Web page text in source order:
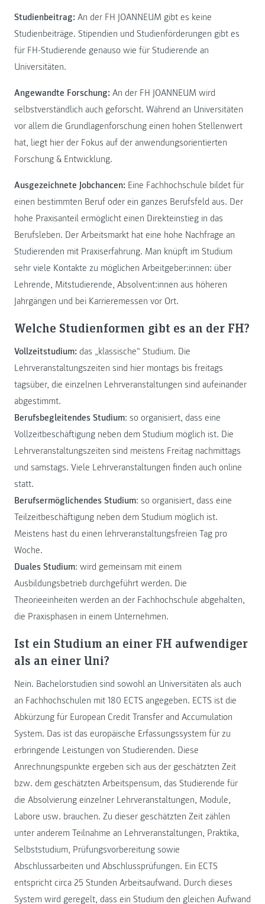
Studienbeitrag: An der FH JOANNEUM gibt es keine
Studienbeiträge. Stipendien und Studienförderungen gibt es
für FH-Studierende genauso wie für Studierende an
Universitäten.
Angewandte Forschung: An der FH JOANNEUM wird
selbstverständlich auch geforscht. Während an Universitäten
vor allem die Grundlagenforschung einen hohen Stellenwert
hat, liegt hier der Fokus auf der anwendungsorientierten
Forschung & Entwicklung.
Ausgezeichnete Jobchancen: Eine Fachhochschule bildet für
einen bestimmten Beruf oder ein ganzes Berufsfeld aus. Der
hohe Praxisanteil ermöglicht einen Direkteinstieg in das
Berufsleben. Der Arbeitsmarkt hat eine hohe Nachfrage an
Studierenden mit Praxiserfahrung. Man knüpft im Studium
sehr viele Kontakte zu möglichen Arbeitgeber:innen: über
Lehrende, Mitstudierende, Absolvent:innen aus höheren
Jahrgängen und bei Karrieremessen vor Ort.
Welche Studienformen gibt es an der FH?
Vollzeitstudium: das „klassische“ Studium. Die
Lehrveranstaltungszeiten sind hier montags bis freitags
tagsüber, die einzelnen Lehrveranstaltungen sind aufeinander
abgestimmt.
Berufsbegleitendes Studium: so organisiert, dass eine
Vollzeitbeschäftigung neben dem Studium möglich ist. Die
Lehrveranstaltungszeiten sind meistens Freitag nachmittags
und samstags. Viele Lehrveranstaltungen finden auch online
statt.
Berufsermöglichendes Studium: so organisiert, dass eine
Teilzeitbeschäftigung neben dem Studium möglich ist.
Meistens hast du einen lehrveranstaltungsfreien Tag pro
Woche.
Duales Studium: wird gemeinsam mit einem
Ausbildungsbetrieb durchgeführt werden. Die
Theorieeinheiten werden an der Fachhochschule abgehalten,
die Praxisphasen in einem Unternehmen.
Ist ein Studium an einer FH aufwendiger
als an einer Uni?
Nein. Bachelorstudien sind sowohl an Universitäten als auch
an Fachhochschulen mit 180 ECTS angegeben. ECTS ist die
Abkürzung für European Credit Transfer and Accumulation
System. Das ist das europäische Erfassungssystem für zu
erbringende Leistungen von Studierenden. Diese
Anrechnungspunkte ergeben sich aus der geschätzten Zeit
bzw. dem geschätzten Arbeitspensum, das Studierende für
die Absolvierung einzelner Lehrveranstaltungen, Module,
Labore usw. brauchen. Zu dieser geschätzten Zeit zählen
unter anderem Teilnahme an Lehrveranstaltungen, Praktika,
Selbststudium, Prüfungsvorbereitung sowie
Abschlussarbeiten und Abschlussprüfungen. Ein ECTS
entspricht circa 25 Stunden Arbeitsaufwand. Durch dieses
System wird geregelt, dass ein Studium den gleichen Aufwand